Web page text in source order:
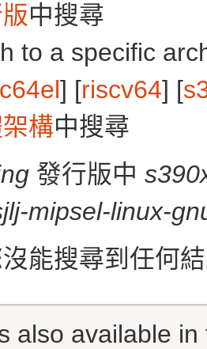
中搜尋
to a specific
] [riscv64] [
構中搜尋
發行版中
mipsel-linux-
能搜尋到任何
also available